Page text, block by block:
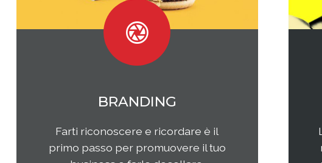
MARKETING
Qual è il tuo rapporto con i clienti e
come questi ultimi percepiscono la